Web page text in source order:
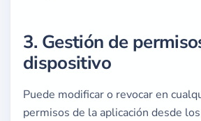
3. Gestión de
dispositivo
Puede modificar o revocar en
permisos de la aplicación desde